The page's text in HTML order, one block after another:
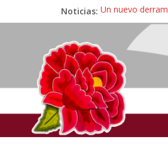
Noticias: Un nuevo
Ángel, el joven
Familiares de
Alertan
Pescadores y